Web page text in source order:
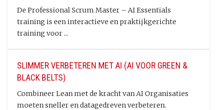
De Professional Scrum Master – AI Essentials
training is een interactieve en praktijkgerichte
training voor ...
SLIMMER VERBETEREN MET AI (AI VOOR GREEN &
BLACK BELTS)
Combineer Lean met de kracht van AI Organisaties
moeten sneller en datagedreven verbeteren.